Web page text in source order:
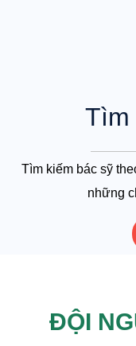
Tìm kiếm bác sỹ
những